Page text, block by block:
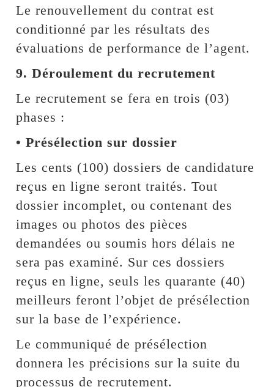
Le renouvellement du contrat est
conditionné par les résultats des
évaluations de performance de l’agent.
9. Déroulement du recrutement
Le recrutement se fera en trois (03)
phases :
• Présélection sur dossier
Les cents (100) dossiers de candidature
reçus en ligne seront traités. Tout
dossier incomplet, ou contenant des
images ou photos des pièces
demandées ou soumis hors délais ne
sera pas examiné. Sur ces dossiers
reçus en ligne, seuls les quarante (40)
meilleurs feront l’objet de présélection
sur la base de l’expérience.
Le communiqué de présélection
donnera les précisions sur la suite du
processus de recrutement.